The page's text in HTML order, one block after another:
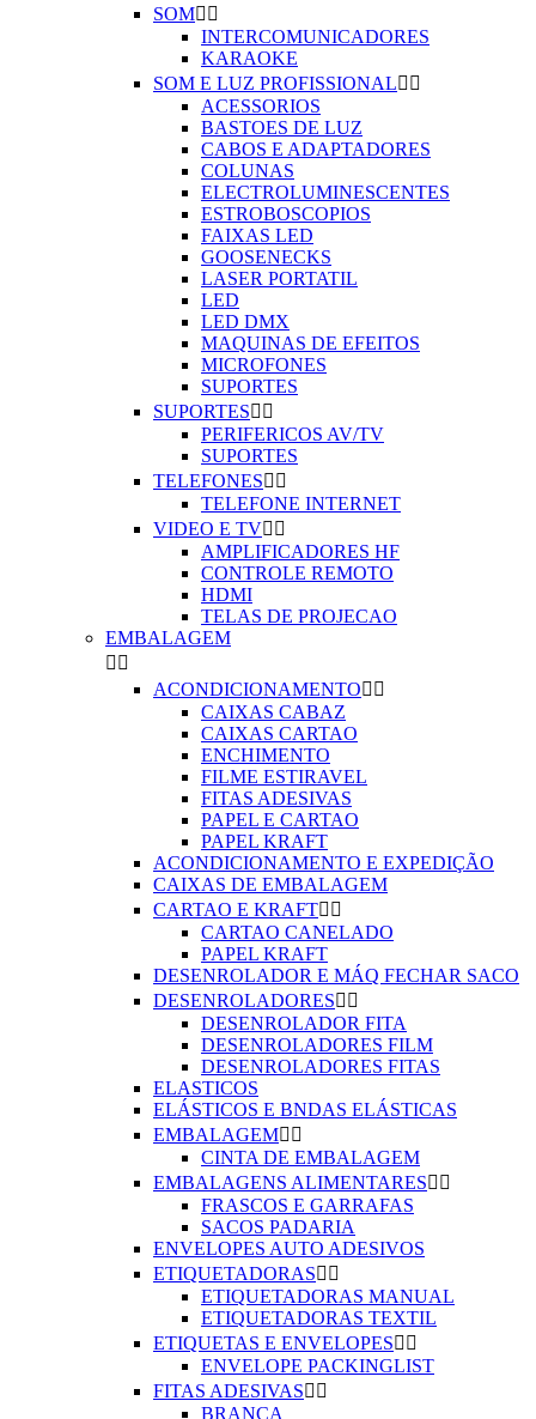
SOM 
INTERCOMUNICADORES
KARAOKE
SOM E LUZ PROFISSIONAL 
ACESSORIOS
BASTOES DE LUZ
CABOS E ADAPTADORES
COLUNAS
ELECTROLUMINESCENTES
ESTROBOSCOPIOS
FAIXAS LED
GOOSENECKS
LASER PORTATIL
LED
LED DMX
MAQUINAS DE EFEITOS
MICROFONES
SUPORTES
SUPORTES 
PERIFERICOS AV/TV
SUPORTES
TELEFONES 
TELEFONE INTERNET
VIDEO E TV 
AMPLIFICADORES HF
CONTROLE REMOTO
HDMI
TELAS DE PROJECAO
EMBALAGEM
 
ACONDICIONAMENTO 
CAIXAS CABAZ
CAIXAS CARTAO
ENCHIMENTO
FILME ESTIRAVEL
FITAS ADESIVAS
PAPEL E CARTAO
PAPEL KRAFT
ACONDICIONAMENTO E EXPEDIÇÃO
CAIXAS DE EMBALAGEM
CARTAO E KRAFT 
CARTAO CANELADO
PAPEL KRAFT
DESENROLADOR E MÁQ FECHAR SACO
DESENROLADORES 
DESENROLADOR FITA
DESENROLADORES FILM
DESENROLADORES FITAS
ELASTICOS
ELÁSTICOS E BNDAS ELÁSTICAS
EMBALAGEM 
CINTA DE EMBALAGEM
EMBALAGENS ALIMENTARES 
FRASCOS E GARRAFAS
SACOS PADARIA
ENVELOPES AUTO ADESIVOS
ETIQUETADORAS 
ETIQUETADORAS MANUAL
ETIQUETADORAS TEXTIL
ETIQUETAS E ENVELOPES 
ENVELOPE PACKINGLIST
FITAS ADESIVAS 
BRANCA